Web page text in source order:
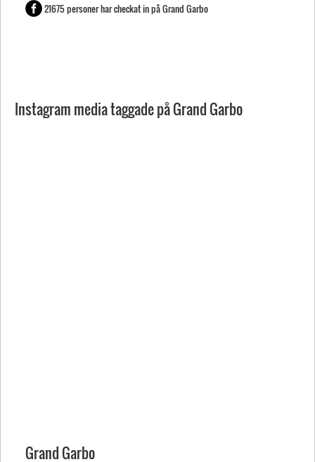
21675 personer har checkat in på Grand Garbo
Instagram media taggade på Grand Garbo
Grand Garbo